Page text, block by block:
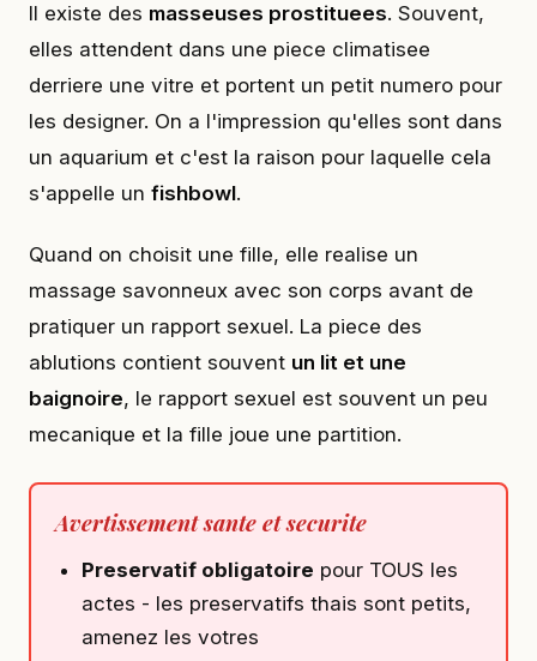
Il existe des masseuses prostituees. Souvent,
elles attendent dans une piece climatisee
derriere une vitre et portent un petit numero pour
les designer. On a l'impression qu'elles sont dans
un aquarium et c'est la raison pour laquelle cela
s'appelle un fishbowl.
Quand on choisit une fille, elle realise un
massage savonneux avec son corps avant de
pratiquer un rapport sexuel. La piece des
ablutions contient souvent un lit et une
baignoire, le rapport sexuel est souvent un peu
mecanique et la fille joue une partition.
Avertissement sante et securite
Preservatif obligatoire pour TOUS les
actes - les preservatifs thais sont petits,
amenez les votres